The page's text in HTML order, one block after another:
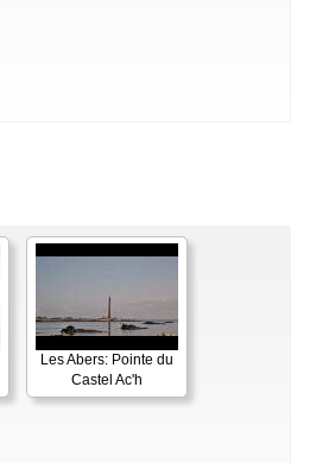
Les Abers: Pointe du
Castel Ac'h